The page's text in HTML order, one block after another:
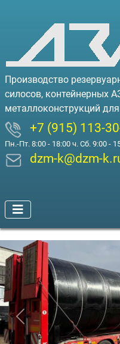
Производство
силосов, контейнерных
металлоконструкций
+7 (915) 113-
Пн.-Пт. 8:00 - 18:00 ч. Сб. 9:00 -
dzm-k@dzm-
Предыдущий